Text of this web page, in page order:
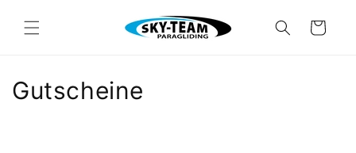
zum
Inhalt
Warenkorb
K
Gutscheine